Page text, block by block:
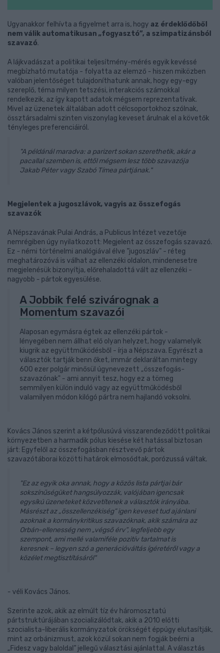
Ugyanakkor felhívta a figyelmet arra is, hogy az érdeklődőből
nem válik automatikusan „fogyasztó”, a szimpatizánsból
szavazó.
A lájkvadászat a politikai teljesítmény-mérés egyik kevéssé
megbízható mutatója - folyatta az elemző - hiszen miközben
valóban jelentőséget tulajdoníthatunk annak, hogy egy-egy
szereplő, téma milyen tetszési, interakciós számokkal
rendelkezik, az így kapott adatok mégsem reprezentatívak.
Mivel az üzenetek általában adott célcsoportokhoz szólnak,
össztársadalmi szinten viszonylag keveset árulnak el a követők
tényleges preferenciáiról.
"A példánál maradva: a parizert sokan szerethetik, akár a
pacallal szemben is, ettől mégsem lesz több szavazója
Jakab Péter vagy Szabó Tímea pártjának."
Megjelentek a jugoszlávok, vagyis az összefogás
szavazók
A Népszavának Pulai András, a Publicus Intézet vezetője
nemrégiben úgy nyilatkozott: Megjelent az összefogás szavazó.
Ez - némi történelmi analógiával élve "jugoszláv" - réteg
meghatározóvá is válhat az ellenzéki oldalon, mindenesetre
megjelenésük bizonyítja, előrehaladottá vált az ellenzéki -
nagyobb - pártok egyesülése.
A Jobbik felé szivárognak a
Momentum szavazói
Alaposan egymásra égtek az ellenzéki pártok -
lényegében nem állhat elő olyan helyzet, hogy valamelyik
kiugrik az együttműködésből - írja a Népszava. Egyrészt a
választók tartják benn őket, immár deklaráltan mintegy
600 ezer polgár minősül úgynevezett „összefogás-
szavazónak" - ami annyit tesz, hogy ez a tömeg
semmilyen külön induló vagy az együttműködésből
valamilyen módon kilógó pártra nem hajlandó voksolni.
Kovács János szerint a kétpólusúvá visszarendeződött politikai
környezetben a harmadik pólus kiesése két hatással biztosan
járt: Egyfelől az összefogásban résztvevő pártok
szavazótáborai közötti határok elmosódtak, porózussá váltak.
"Ez az egyik oka annak, hogy a közös lista pártjai bár
sokszínűségüket hangsúlyozzák, valójában igencsak
egysíkú üzeneteket közvetítenek a választók irányába.
Másrészt az „összellenzékiség” igen keveset tud ajánlani
azoknak a kormánykritikus szavazóknak, akik számára az
Orbán-ellenesség nem „végső érv”, legfeljebb egy
szempont, ami mellé valamiféle pozitív tartalmat is
keresnek – legyen szó a generációváltás ígéretéről vagy a
közélet megtisztításáról"
- véli Kovács János.
Szerinte azok, akik az elmúlt tíz év háromosztatú
pártstruktúrájában szocializálódtak, akik a 2010 előtti
szocialista-liberális kormányzatok örökségét éppúgy elutasítják,
mint az orbánizmust, azok közül sokan nem fogják beérni a
„Fidesz vagy baloldal” jellegű választási ajánlattal. A választás